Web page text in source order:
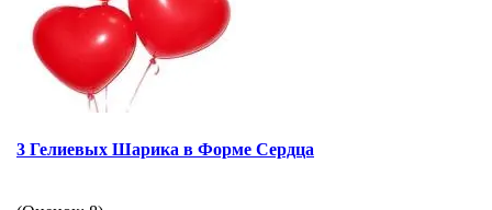
3 Гелиевых Шарика в Форме Сердца